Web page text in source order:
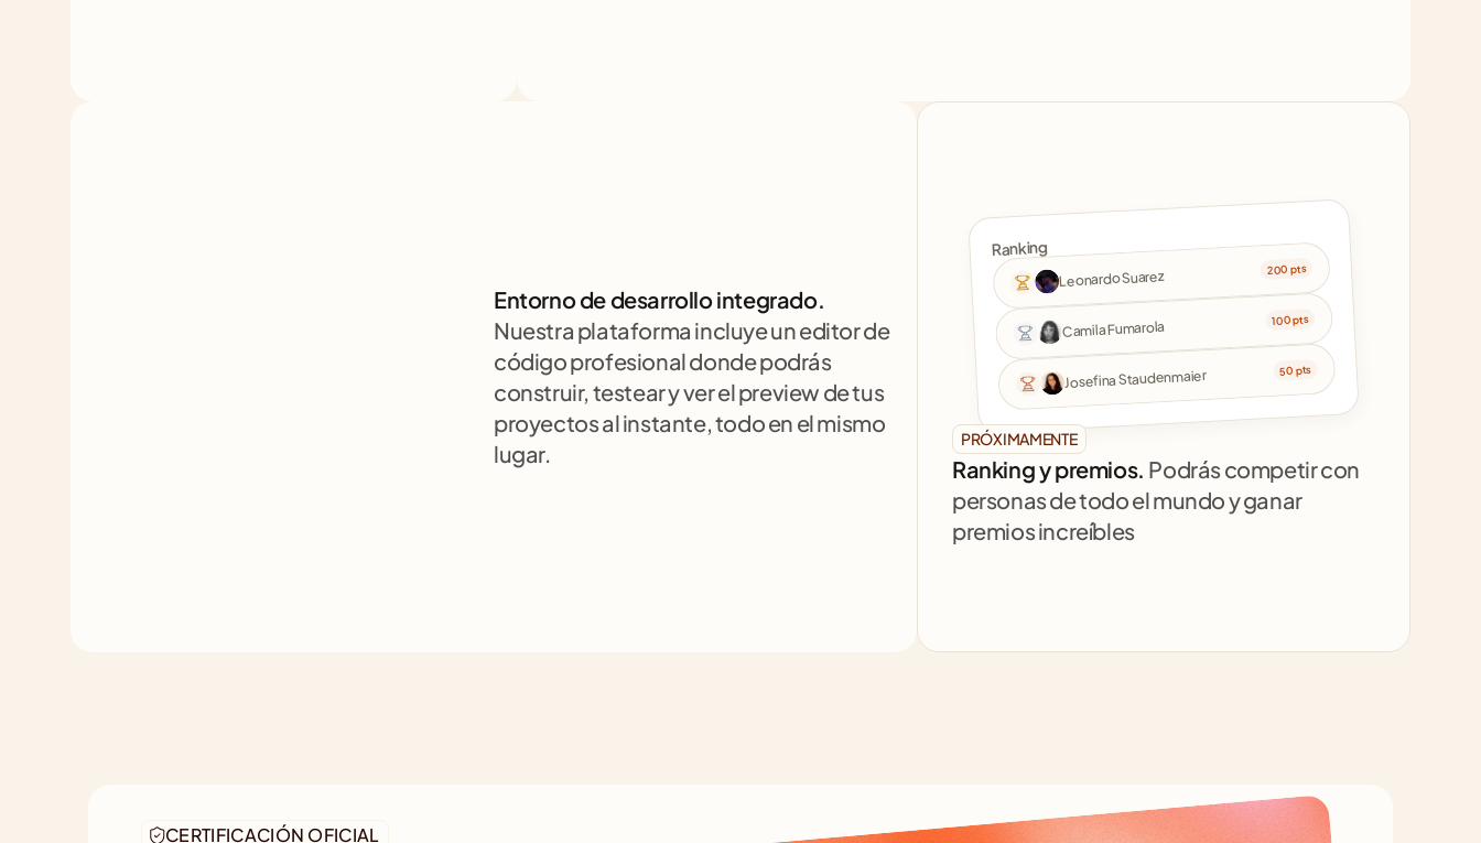
Entorno de desarrollo integrado.
Nuestra plataforma incluye un editor de
código profesional donde podrás
construir, testear y ver el preview de tus
proyectos al instante, todo en el mismo
lugar.
Ranking
Leonardo Suarez 200 pts
Camila Fumarola 100 pts
Josefina Staudenmaier 50 pts
PRÓXIMAMENTE
Ranking y premios. Podrás competir con
personas de todo el mundo y ganar
premios increíbles
CERTIFICACIÓN OFICIAL